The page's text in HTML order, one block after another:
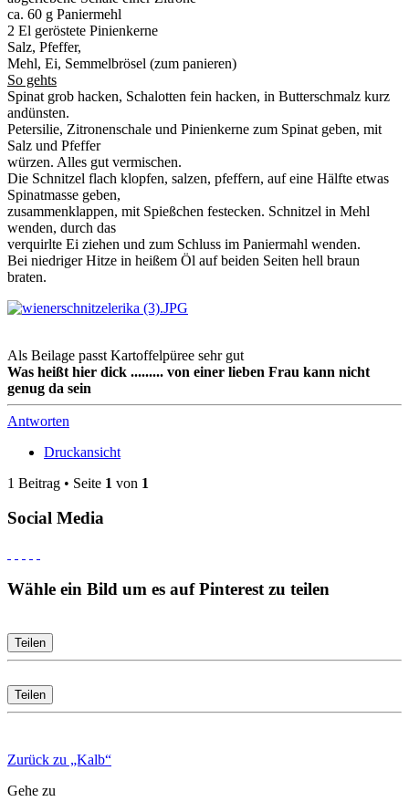
ca. 60 g Paniermehl
2 El geröstete Pinienkerne
Salz, Pfeffer,
Mehl, Ei, Semmelbrösel (zum panieren)
So gehts
Spinat grob hacken, Schalotten fein hacken, in Butterschmalz kurz
andünsten.
Petersilie, Zitronenschale und Pinienkerne zum Spinat geben, mit
Salz und Pfeffer
würzen. Alles gut vermischen.
Die Schnitzel flach klopfen, salzen, pfeffern, auf eine Hälfte etwas
Spinatmasse geben,
zusammenklappen, mit Spießchen festecken. Schnitzel in Mehl
wenden, durch das
verquirlte Ei ziehen und zum Schluss im Paniermahl wenden.
Bei niedriger Hitze in heißem Öl auf beiden Seiten hell braun
braten.
Als Beilage passt Kartoffelpüree sehr gut
Was heißt hier dick ......... von einer lieben Frau kann nicht
genug da sein
Antworten
Druckansicht
1 Beitrag • Seite 1 von 1
Social Media
Wähle ein Bild um es auf Pinterest zu teilen
Teilen
Teilen
Zurück zu „Kalb“
Gehe zu